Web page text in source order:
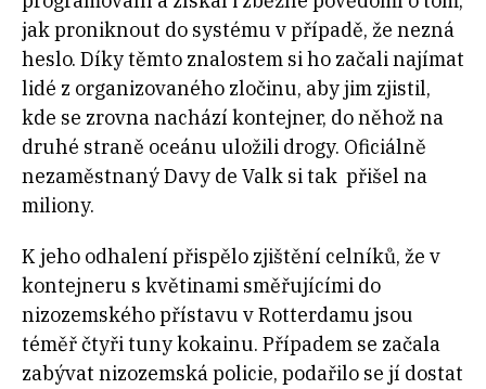
jak proniknout do systému v případě, že nezná
heslo. Díky těmto znalostem si ho začali najímat
lidé z organizovaného zločinu, aby jim zjistil,
kde se zrovna nachází kontejner, do něhož na
druhé straně oceánu uložili drogy. Oficiálně
nezaměstnaný Davy de Valk si tak přišel na
miliony.
K jeho odhalení přispělo zjištění celníků, že v
kontejneru s květinami směřujícími do
nizozemského přístavu v Rotterdamu jsou
téměř čtyři tuny kokainu. Případem se začala
zabývat nizozemská policie, podařilo se jí dostat